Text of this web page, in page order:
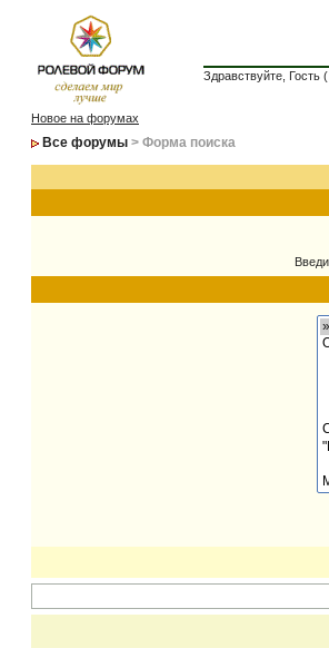
Здравствуйте, Гость (
Новое на форумах
Все форумы > Форма поиска